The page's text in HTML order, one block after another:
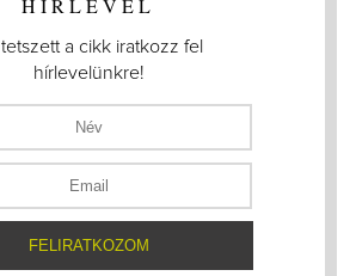
a cikk iratkozz fel
hírlevelünkre!